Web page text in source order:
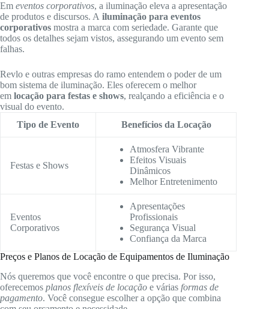
Em eventos corporativos, a iluminação eleva a apresentação
de produtos e discursos. A iluminação para eventos
corporativos mostra a marca com seriedade. Garante que
todos os detalhes sejam vistos, assegurando um evento sem
falhas.
Revlo e outras empresas do ramo entendem o poder de um
bom sistema de iluminação. Eles oferecem o melhor
em locação para festas e shows, realçando a eficiência e o
visual do evento.
Tipo de Evento
Benefícios da Locação
Festas e Shows
Atmosfera Vibrante
Efeitos Visuais
Dinâmicos
Melhor Entretenimento
Eventos
Corporativos
Apresentações
Profissionais
Segurança Visual
Confiança da Marca
Preços e Planos de Locação de Equipamentos de Iluminação
Nós queremos que você encontre o que precisa. Por isso,
oferecemos planos flexíveis de locação e várias formas de
pagamento. Você consegue escolher a opção que combina